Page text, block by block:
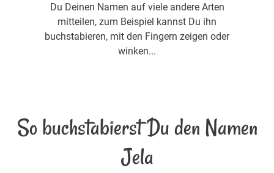
Du Deinen Namen auf viele andere Arten
mitteilen, zum Beispiel kannst Du ihn
buchstabieren, mit den Fingern zeigen oder
winken...
So buchstabierst Du den Namen
Jela